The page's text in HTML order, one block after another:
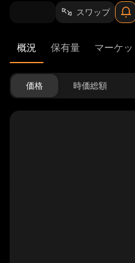
スワップ
概況 保有量 マーケッ
価格 時価総額